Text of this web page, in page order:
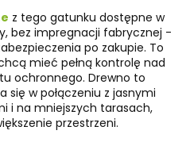
z tego gatunku dostępne w
bez impregnacji fabrycznej -
po zakupie. To
mieć pełną kontrolę nad
ochronnego. Drewno to
się w połączeniu z jasnymi
i na mniejszych tarasach,
przestrzeni.